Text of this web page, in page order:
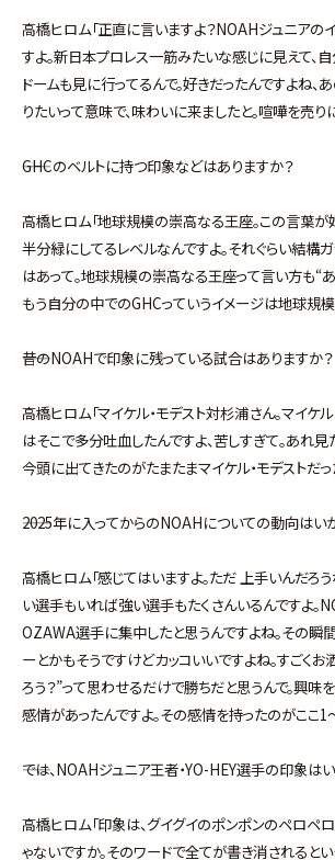
高橋ヒロム「正直に言いますよ？NOAHジュニアのイ
すよ。新日本プロレス一筋みたいな感じに見えて、
ドームも見に行ってるんで。好きだったんですよね
りたいって意味で、味わいに来ましたと。喧嘩を売
――GHCのベルトに持つ印象などはありますか？
高橋ヒロム「地球規模の崇高なる王座。この言葉が
半分緑にしてるレベルなんですよ。それぐらい結構
はあって。地球規模の崇高なる王座って言い方も“
もう自分の中でのGHCっていうイメージは地球規
――昔のNOAHで印象に残っている試合はありますか？
高橋ヒロム「マイケル・モデスト対杉浦さん。マイケ
はそこで多分吐血したんですよ、苦しすぎて。あれ
今頭に出てきたのがたまたまマイケル・モデストだ
――2025年に入ってからのNOAHについての動向はい
高橋ヒロム「感じてはいますよ。ただ 上手いんだろ
い選手もいれば強い選手もたくさんいるんですよ。
OZAWA選手に集中したと思うんですよね。その瞬
ーとかもそうですけどカッコいいですよね。すごく
ろう？”って思わせるだけで勝ちだと思うんで。興味
感情があったんですよ。その感情を持ったのがここ1
――では、NOAHジュニア王者・YO-HEY選手の印象は
高橋ヒロム「印象は、グイグイのポンポンのペロペ
ゃないですか。そのワードで全てが書き消されると